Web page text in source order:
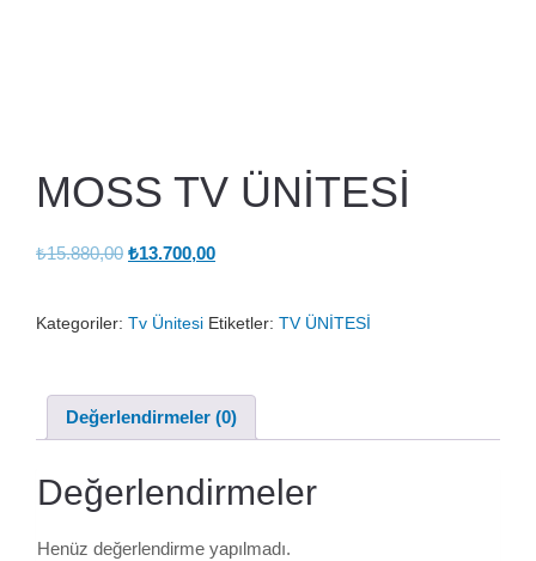
MOSS TV ÜNİTESİ
₺15.880,00 Orijinal
₺13.700,00Şu
₺13.700,00.
Kategoriler: Tv Ünitesi Etiketler: TV ÜNİTESİ
Değerlendirmeler (0)
Değerlendirmeler
Henüz değerlendirme yapılmadı.